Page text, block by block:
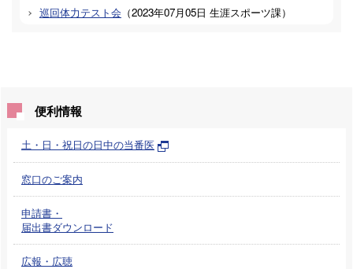
巡回体力テスト会 （2023年07月05日 生涯スポーツ課）
便利情報
土・日・祝日の日中の当番医
窓口のご案内
申請書・
届出書ダウンロード
広報・広聴